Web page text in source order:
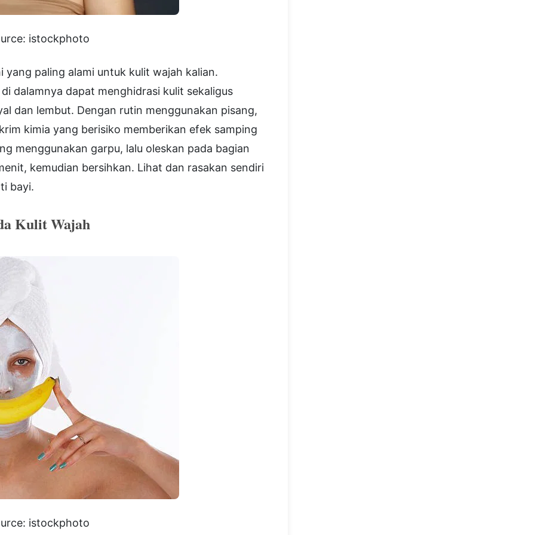
istockphoto
yang paling alami untuk kulit wajah kalian.
dalamnya dapat menghidrasi kulit sekaligus
dan lembut. Dengan rutin menggunakan pisang,
kimia yang berisiko memberikan efek samping
menggunakan garpu, lalu oleskan pada bagian
kemudian bersihkan. Lihat dan rasakan sendiri
bayi.
Kulit Wajah
istockphoto